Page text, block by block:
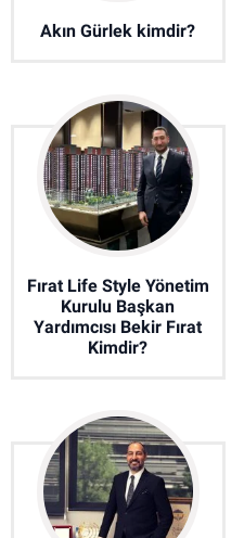
Akın Gürlek kimdir?
Fırat Life Style Yönetim
Kurulu Başkan
Yardımcısı Bekir Fırat
Kimdir?